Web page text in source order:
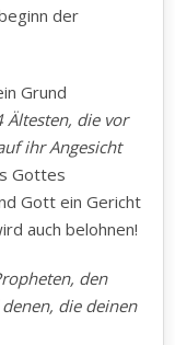
der
Grund
Ältesten, die vor
ihr Angesicht
Gottes
Gott ein Gericht
auch belohnen!
den
die deinen